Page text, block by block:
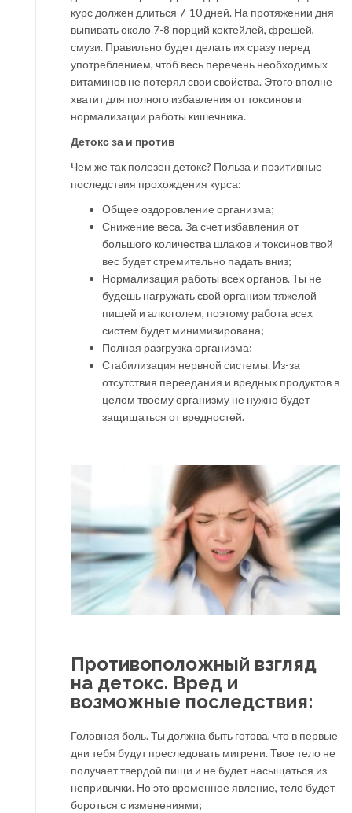
курс должен длиться 7-10 дней. На протяжении дня
выпивать около 7-8 порций коктейлей, фрешей,
смузи. Правильно будет делать их сразу перед
употреблением, чтоб весь перечень необходимых
витаминов не потерял свои свойства. Этого вполне
хватит для полного избавления от токсинов и
нормализации работы кишечника.
Детокс за и против
Чем же так полезен детокс? Польза и позитивные
последствия прохождения курса:
Общее оздоровление организма;
Снижение веса. За счет избавления от
большого количества шлаков и токсинов твой
вес будет стремительно падать вниз;
Нормализация работы всех органов. Ты не
будешь нагружать свой организм тяжелой
пищей и алкоголем, поэтому работа всех
систем будет минимизирована;
Полная разгрузка организма;
Стабилизация нервной системы. Из-за
отсутствия переедания и вредных продуктов в
целом твоему организму не нужно будет
защищаться от вредностей.
Противоположный взгляд
на детокс. Вред и
возможные последствия:
Головная боль. Ты должна быть готова, что в первые
дни тебя будут преследовать мигрени. Твое тело не
получает твердой пищи и не будет насыщаться из
непривычки. Но это временное явление, тело будет
бороться с изменениями;